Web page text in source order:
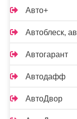
Авто+
Автоблеск,
Автогарант
Автодафф
АвтоДвор